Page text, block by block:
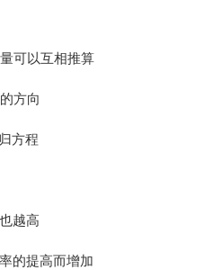
可以互相推算
方向
方程
越高
的提高而增加